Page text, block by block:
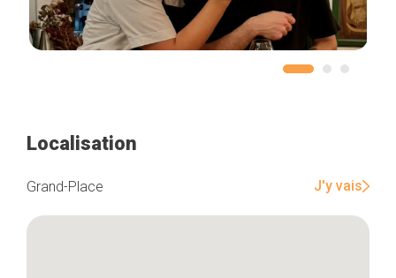
Localisation
Grand-Place J'y vais